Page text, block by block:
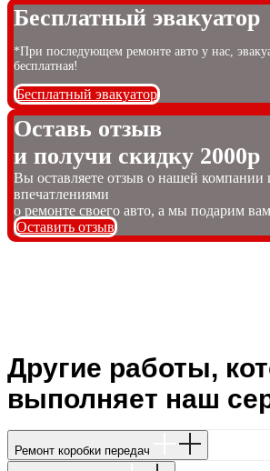
Бесплатный эвакуатор
*При последующем ремонте авто у нас,
бесплатная!
Бесплатный эвакуатор
Оставь отзыв
и получи скидку 2000р
Вы оставляете отзыв о нашей компании
впечатлениями
о ремонте своего авто, а мы подарим
Оставить отзыв
Другие работы,
выполняет наш
Ремонт коробки передач